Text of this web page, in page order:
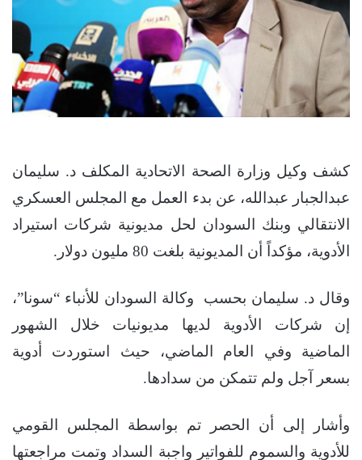
كشف وكيل وزارة الصحة الاتحادية المكلف د. سليمان
عبدالجبار عبدالله، عن بدء العمل مع المجلس العسكري
الانتقالي وبنك السودان لحل مديونية شركات استيراد
الأدوية، مؤكداً أن المديونية بلغت 80 مليون دولار.
وقال د. سليمان بحسب وكالة السودان للأنباء “سونا”،
إن شركات الأدوية لديها مديونيات خلال الشهور
الماضية وفي العام الماضي، حيث استوردت أدوية
بسعر آجل ولم تتمكن من سدادها.
وأشار إلى أن الحصر تم بواسطة المجلس القومي
للأدوية والسموم للفواتير واجبة السداد وتمت مراجعتها